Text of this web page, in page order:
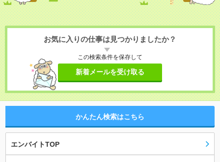
お気に入りの仕事は見つかりましたか？
この検索条件を保存して
新着メールを受け取る
かんたん検索はこちら
エンバイトTOP